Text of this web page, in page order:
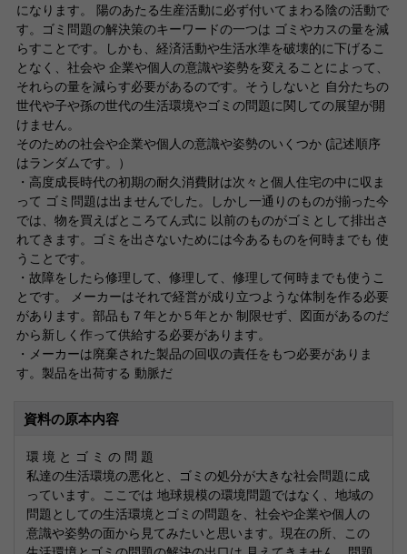
になります。 陽のあたる生産活動に必ず付いてまわる陰の活動で
す。ゴミ問題の解決策のキーワードの一つは ゴミやカスの量を減
らすことです。しかも、経済活動や生活水準を破壊的に下げるこ
となく、社会や 企業や個人の意識や姿勢を変えることによって、
それらの量を減らす必要があるのです。そうしないと 自分たちの
世代や子や孫の世代の生活環境やゴミの問題に関しての展望が開
けません。
そのための社会や企業や個人の意識や姿勢のいくつか (記述順序
はランダムです。）
・高度成長時代の初期の耐久消費財は次々と個人住宅の中に収ま
って ゴミ問題は出ませんでした。しかし一通りのものが揃った今
では、物を買えばところてん式に 以前のものがゴミとして排出さ
れてきます。ゴミを出さないためには今あるものを何時までも 使
うことです。
・故障をしたら修理して、修理して、修理して何時までも使うこ
とです。 メーカーはそれで経営が成り立つような体制を作る必要
があります。部品も７年とか５年とか 制限せず、図面があるのだ
から新しく作って供給する必要があります。
・メーカーは廃棄された製品の回収の責任をもつ必要がありま
す。製品を出荷する 動脈だ
資料の原本内容
環 境 と ゴ ミ の 問 題
私達の生活環境の悪化と、ゴミの処分が大きな社会問題に成
っています。ここでは 地球規模の環境問題ではなく、地域の
問題としての生活環境とゴミの問題を、社会や企業や個人の
意識や姿勢の面から見てみたいと思います。現在の所、この